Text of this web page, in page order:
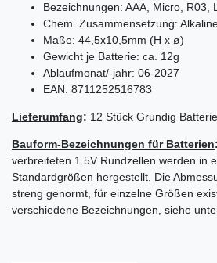
Bezeichnungen: AAA, Micro, R03,
Chem. Zusammensetzung:
Maße: 44,5x10,5mm (H x ø)
Gewicht je Batterie: ca. 12g
Ablaufmonat/-jahr: 06-2027
EAN: 8711252516783
Lieferumfang: 12 Stück Grundig
Bauform-Bezeichnungen für Batterien:
verbreiteten 1.5V Rundzellen werden in
Standardgrößen hergestellt. Die
streng genormt, für einzelne Größen
verschiedene Bezeichnungen, siehe